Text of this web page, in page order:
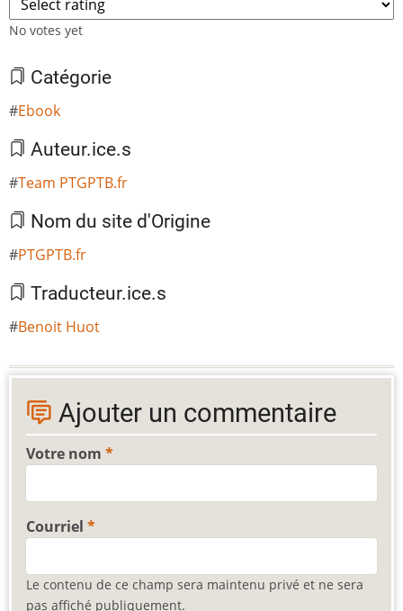
No votes yet
Catégorie
Ebook
Auteur.ice.s
Team PTGPTB.fr
Nom du site d'Origine
PTGPTB.fr
Traducteur.ice.s
Benoit Huot
Ajouter un commentaire
Votre nom
Courriel
Le contenu de ce champ sera maintenu privé et ne sera
pas affiché publiquement.